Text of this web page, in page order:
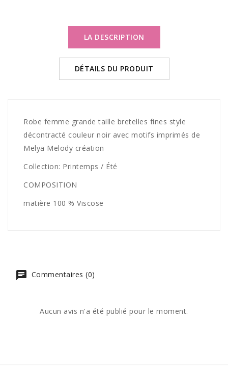
LA DESCRIPTION
DÉTAILS DU PRODUIT
Robe femme grande taille bretelles fines style
décontracté couleur noir avec motifs imprimés de
Melya Melody création
Collection: Printemps / Été
COMPOSITION
matière 100 % Viscose
Commentaires (0)
Aucun avis n'a été publié pour le moment.